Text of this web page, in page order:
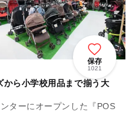
保存
1021
から小学校用品まで揃う大
ターにオープンした『POS